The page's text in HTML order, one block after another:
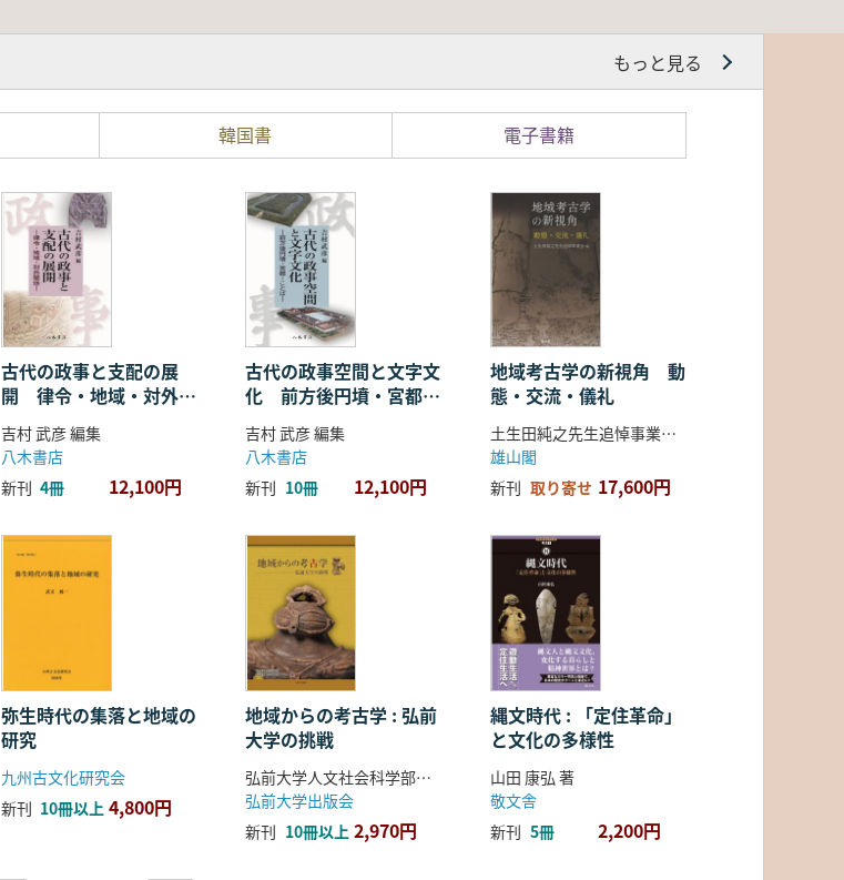
もっと見る
韓国書 電子書籍
古代の政事と支配の展
開 律令・地域・対外関
係
吉村 武彦 編集
八木書店
新刊 4冊 12,100円
古代の政事空間と文字文
化 前方後円墳・宮都・
ことば
吉村 武彦 編集
八木書店
新刊 10冊 12,100円
地域考古学の新視角 動
態・交流・儀礼
土生田純之先生追悼事業会 編
雄山閣
新刊 取り寄せ 17,600円
弥生時代の集落と地域の
研究
九州古文化研究会
新刊 10冊以上 4,800円
地域からの考古学 : 弘前
大学の挑戦
弘前大学人文社会科学部北日本考古学研究センター 編
弘前大学出版会
新刊 10冊以上 2,970円
縄文時代 : 「定住革命」
と文化の多様性
山田 康弘 著
敬文舎
新刊 5冊 2,200円